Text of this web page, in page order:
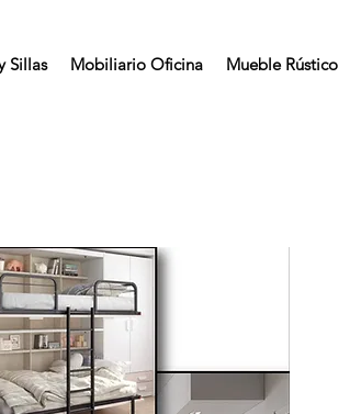
Sillas Mobiliario Oficina Mueble Rústico